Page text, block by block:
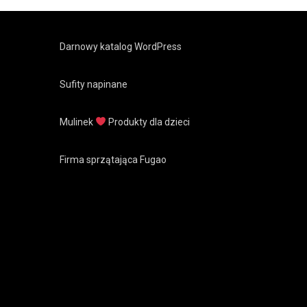
Darnowy katalog WordPress
Sufity napinane
Mulinek Produkty dla dzieci
Firma sprzątająca Fugao